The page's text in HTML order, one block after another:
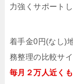
力強くサポート
着手金0円(なし)
務整理の比較サイ
毎月２万人近く